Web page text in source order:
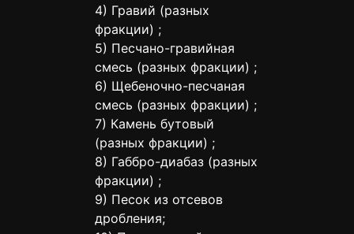
4) Гравий (разных
фракции) ;
5) Песчано-гравийная
смесь (разных фракции) ;
6) Щебеночно-песчаная
смесь (разных фракции) ;
7) Камень бутовый
(разных фракции) ;
8) Габбро-диабаз (разных
фракции) ;
9) Песок из отсевов
дробления;